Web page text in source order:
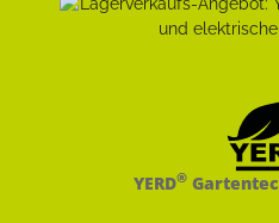
YERD®